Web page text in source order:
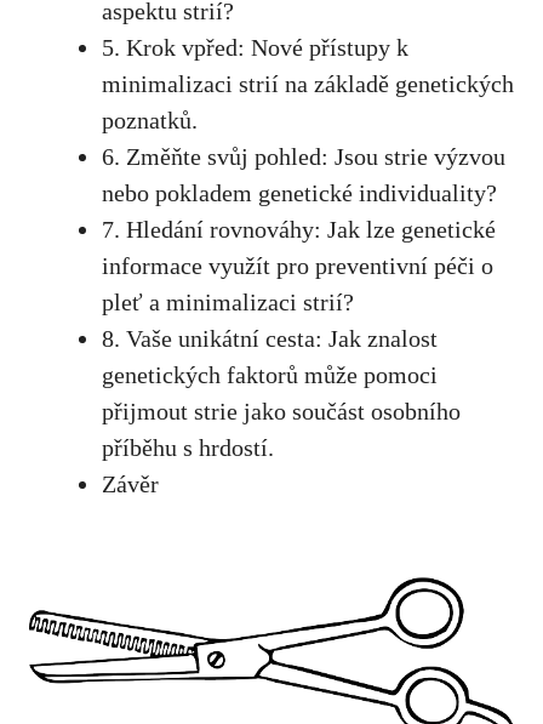
aspektu‌ strií?
5. Krok vpřed: Nové přístupy k
minimalizaci strií na základě genetických
poznatků.
6. Změňte svůj pohled: Jsou strie⁤ výzvou
nebo pokladem genetické individuality?
7. Hledání rovnováhy:‍ Jak lze genetické‍
informace využít pro preventivní péči o
pleť a minimalizaci strií?
8. Vaše ‍unikátní cesta: Jak znalost
genetických faktorů⁣ může pomoci
přijmout strie jako ⁢součást osobního
příběhu s hrdostí.
Závěr